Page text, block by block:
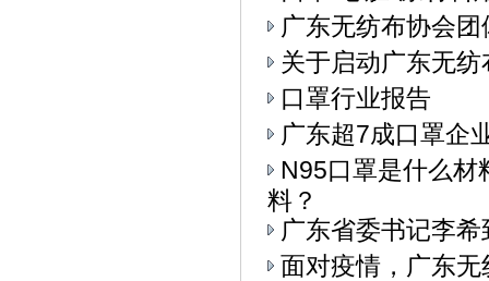
广东无纺布协会
关于启动广东无
口罩行业报告
广东超7成口罩企
N95口罩是什么材
料？
广东省委书记李
面对疫情，广东